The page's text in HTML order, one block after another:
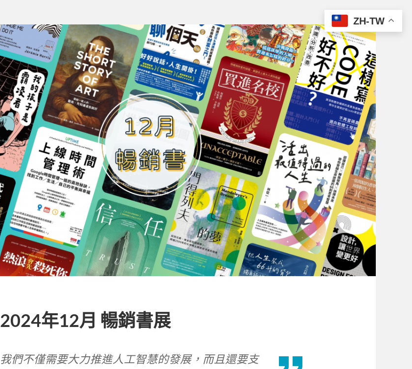
2024年12月 暢銷書展
我們不僅需要大力推進人工智慧的發展，而且還要支
ZH-TW